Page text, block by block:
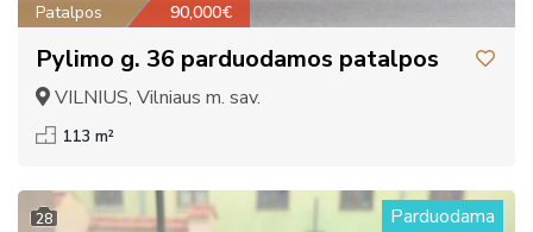
Patalpos 90,000€
Pylimo g. 36 parduodamos patalpos
VILNIUS, Vilniaus m. sav.
113 m²
28 Parduodama